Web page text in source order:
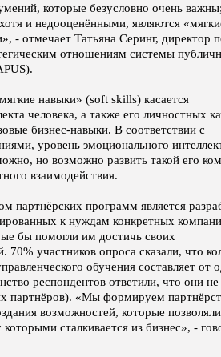
которые безусловно очень
и недооценёнными, являются
- отмечает Татьяна Серинг, директор
отношениям системы
навыки» (soft skills) касается
человека, а также его личностных
бизнес-навыки. В соответствии с
уровень эмоционального
но возможно развить такой его
взаимодействия.
партнёрских программ является
к нуждам конкретных
бы помогли им достичь своих
70% участников опроса сказали, что
обучения составляет от
респондентов ответили, что они
партнёров). «Мы формируем
возможностей, которые
сталкивается из бизнес», -